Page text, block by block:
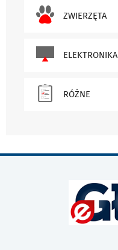
ZWIERZĘTA
ELEKTRONIKA
RÓŻNE